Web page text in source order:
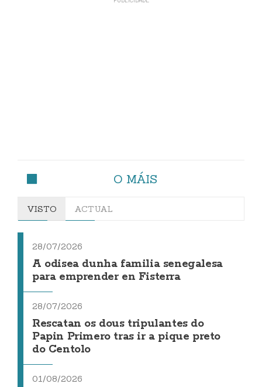
O MÁIS
VISTO ACTUAL
28/07/2026
A odisea dunha familia senegalesa
para emprender en Fisterra
28/07/2026
Rescatan os dous tripulantes do
Papin Primero tras ir a pique preto
do Centolo
01/08/2026